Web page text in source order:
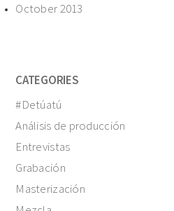
October 2013
CATEGORIES
#Detúatú
Análisis de producción
Entrevistas
Grabación
Masterización